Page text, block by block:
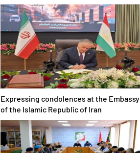
Expressing condolences at the Embassy
of the Islamic Republic of Iran